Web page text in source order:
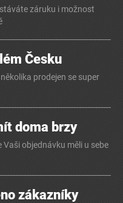
záruku i možnost
Česku
prodejen se super
doma brzy
Vaši objednávku měli u sebe
zákazníky